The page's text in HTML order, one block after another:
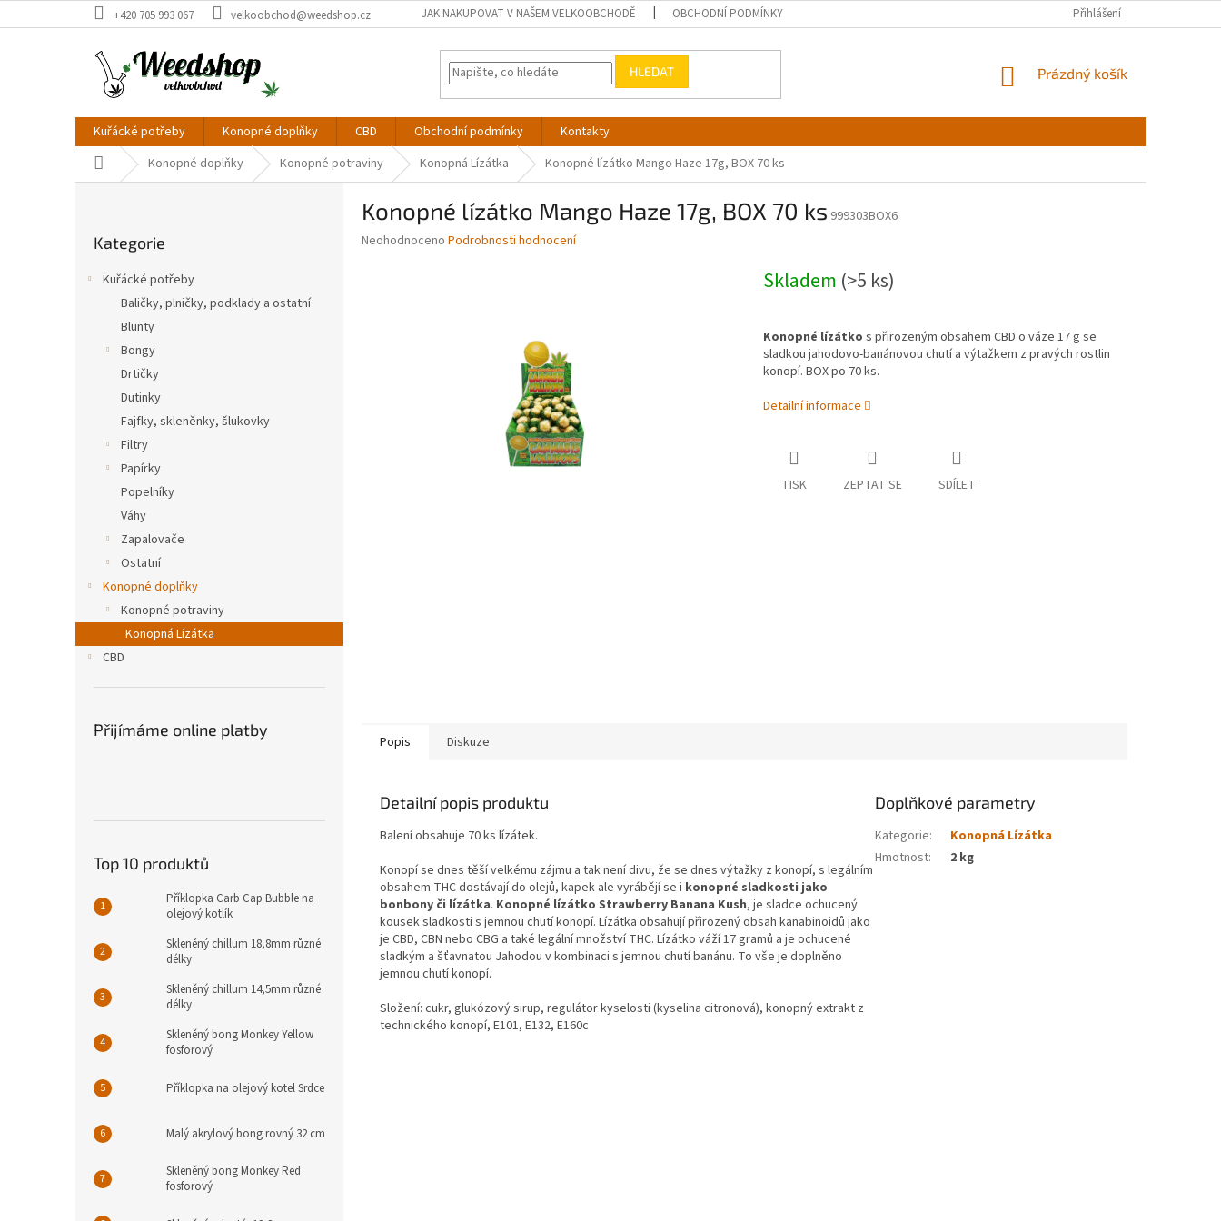
na
+420 705 993 067 velkoobchod@weedshop.cz JAK NAKUPOVAT V NAŠEM VELKOOBCHODĚ OBCHODNÍ PODMÍNKY Přihlášení
HLEDAT
NÁKUPNÍ
Prázdný košík
Kuřácké potřeby Konopné doplňky CBD Obchodní podmínky
Kontakty
Domů Konopné doplňky Konopné potraviny Konopná Lízátka Konopné lízátko Mango Haze 17g, BOX 70 ks
kategorie
Kategorie
Kuřácké potřeby
Baličky, plničky, podklady a ostatní
Blunty
Bongy
Drtičky
Dutinky
Fajfky, skleněnky, šlukovky
Filtry
Papírky
Popelníky
Váhy
Zapalovače
Ostatní
Konopné doplňky
Konopné potraviny
Konopná Lízátka
CBD
Přijímáme online platby
Top 10 produktů
Příklopka Carb Cap Bubble na
olejový kotlík
Skleněný chillum 18,8mm různé
délky
Skleněný chillum 14,5mm různé
délky
Skleněný bong Monkey Yellow
fosforový
Příklopka na olejový kotel Srdce
Malý akrylový bong rovný 32 cm
Skleněný bong Monkey Red
fosforový
Konopné lízátko Mango Haze 17g, BOX 70 ks 999303BOX6
Průměrné
Neohodnoceno Podrobnosti hodnocení
Skladem (>5 ks)
Konopné lízátko s přirozeným obsahem CBD o váze 17 g se
sladkou jahodovo-banánovou chutí a výtažkem z pravých rostlin
konopí. BOX po 70 ks.
Detailní informace
TISK ZEPTAT SE SDÍLET
Popis Diskuze
Detailní popis produktu
Balení obsahuje 70 ks lízátek.
Konopí se dnes těší velkému zájmu a tak není divu, že se dnes výtažky z konopí, s legálním
obsahem THC dostávají do olejů, kapek ale vyrábějí se i konopné sladkosti jako
bonbony či lízátka. Konopné lízátko Strawberry Banana Kush, je sladce ochucený
kousek sladkosti s jemnou chutí konopí. Lízátka obsahují přirozený obsah kanabinoidů jako
je CBD, CBN nebo CBG a také legální množství THC. Lízátko váží 17 gramů a je ochucené
sladkým a šťavnatou Jahodou v kombinaci s jemnou chutí banánu. To vše je doplněno
jemnou chutí konopí.
Složení: cukr, glukózový sirup, regulátor kyselosti (kyselina citronová), konopný extrakt z
technického konopí, E101, E132, E160c
Doplňkové parametry
Kategorie:
Konopná Lízátka
Hmotnost: 2 kg